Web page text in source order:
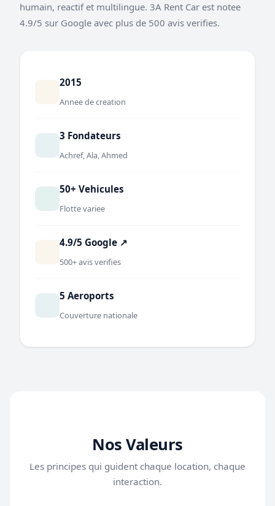
humain, reactif et multilingue. 3A Rent Car est notee
4.9/5 sur Google avec plus de 500 avis verifies.
2015
Annee de creation
3 Fondateurs
Achref, Ala, Ahmed
50+ Vehicules
Flotte variee
4.9/5 Google ↗
500+ avis verifies
5 Aeroports
Couverture nationale
Nos Valeurs
Les principes qui guident chaque location, chaque
interaction.